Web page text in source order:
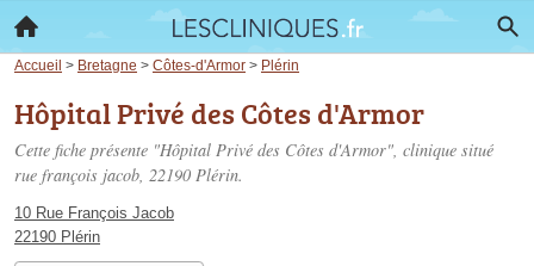
Accueil > Bretagne > Côtes-d'Armor > Plérin
Hôpital Privé des Côtes d'Armor
Cette fiche présente "Hôpital Privé des Côtes d'Armor", clinique situé
rue françois jacob, 22190 Plérin.
10 Rue François Jacob
22190 Plérin